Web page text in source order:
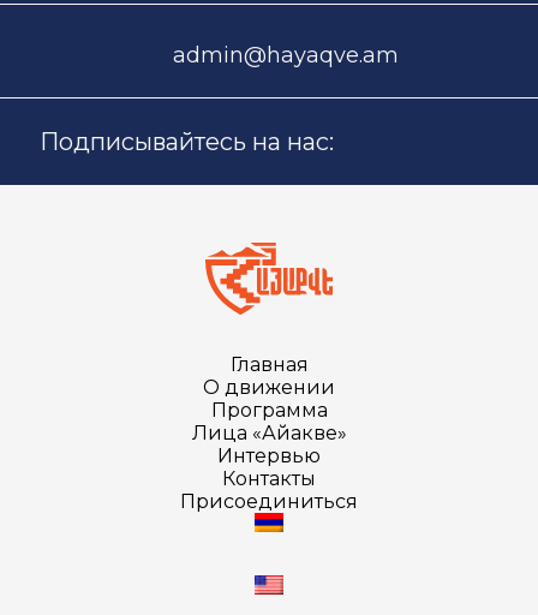
admin@hayaqve.am
Подписывайтесь на нас:
Главная
О движении
Программа
Лица «Айакве»
Интервью
Контакты
Присоединиться